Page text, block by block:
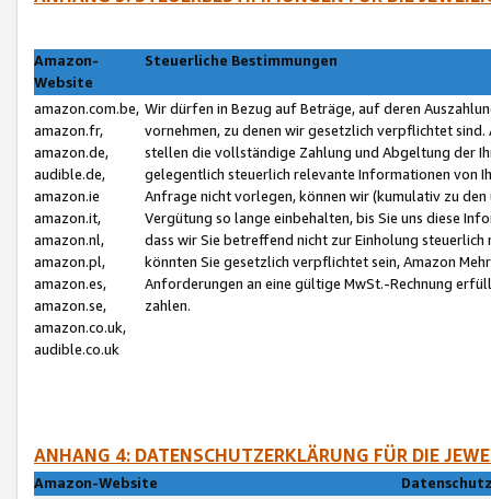
Amazon-
Website
Steuerliche Bestimmungen
amazon.com.be,
amazon.fr,
amazon.de,
audible.de,
amazon.ie
amazon.it,
amazon.nl,
amazon.pl,
amazon.es,
amazon.se,
amazon.co.uk,
audible.co.uk
Wir dürfen in Bezug auf Beträge, auf deren
vornehmen, zu denen wir gesetzlich verpflichtet
stellen die vollständige Zahlung und Abgeltung der
gelegentlich steuerlich relevante Informationen von
Anfrage nicht vorlegen, können wir (kumulativ zu
Vergütung so lange einbehalten, bis Sie uns diese
dass wir Sie betreffend nicht zur Einholung
könnten Sie gesetzlich verpflichtet sein, Amazon
Anforderungen an eine gültige MwSt.-Rechnung
zahlen.
ANHANG 4: DATENSCHUTZERKLÄRUNG FÜR DIE
Amazon-Website